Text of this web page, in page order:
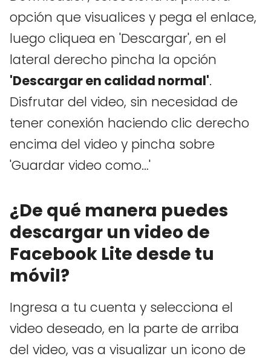
opción que visualices y pega el enlace,
luego cliquea en 'Descargar', en el
lateral derecho pincha la opción
'Descargar en calidad normal'.
Disfrutar del video, sin necesidad de
tener conexión haciendo clic derecho
encima del video y pincha sobre
'Guardar video como…'
¿De qué manera puedes
descargar un video de
Facebook Lite desde tu
móvil?
Ingresa a tu cuenta y selecciona el
video deseado, en la parte de arriba
del video, vas a visualizar un icono de